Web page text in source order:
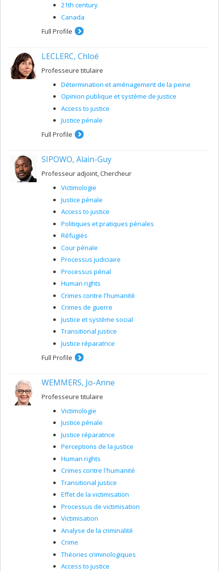
21th century
Canada
Full Profile
LECLERC, Chloé
Professeure titulaire
Détermination et aménagement de la peine
Opinion publique et système de justice
Access to justice
Justice pénale
Full Profile
SIPOWO, Alain-Guy
Professeur adjoint, Chercheur
Victimologie
Justice pénale
Access to justice
Politiques et pratiques pénales
Réfugiés
Cour pénale
Processus judiciaire
Processus pénal
Human rights
Crimes contre l'humanité
Crimes de guerre
Justice et système social
Transitional justice
Justice réparatrice
Full Profile
WEMMERS, Jo-Anne
Professeure titulaire
Victimologie
Justice pénale
Justice réparatrice
Perceptions de la justice
Human rights
Crimes contre l'humanité
Transitional justice
Effet de la victimisation
Processus de victimisation
Victimisation
Analyse de la criminalité
Crime
Théories criminologiques
Access to justice